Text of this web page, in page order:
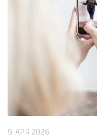
9. APR 2026